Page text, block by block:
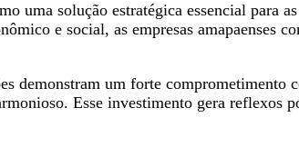
uma solução estratégica essencial para
e social, as empresas amapaenses
demonstram um forte
Esse investimento gera reflexos